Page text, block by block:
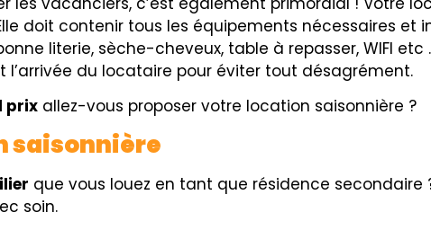
doit contenir tous les équipements nécessaires et
literie, sèche-cheveux, table à repasser, WIFI
du locataire pour éviter tout désagrément.
prix allez-vous proposer votre location saisonnière ?
saisonnière
que vous louez en tant que résidence secondaire
soin.